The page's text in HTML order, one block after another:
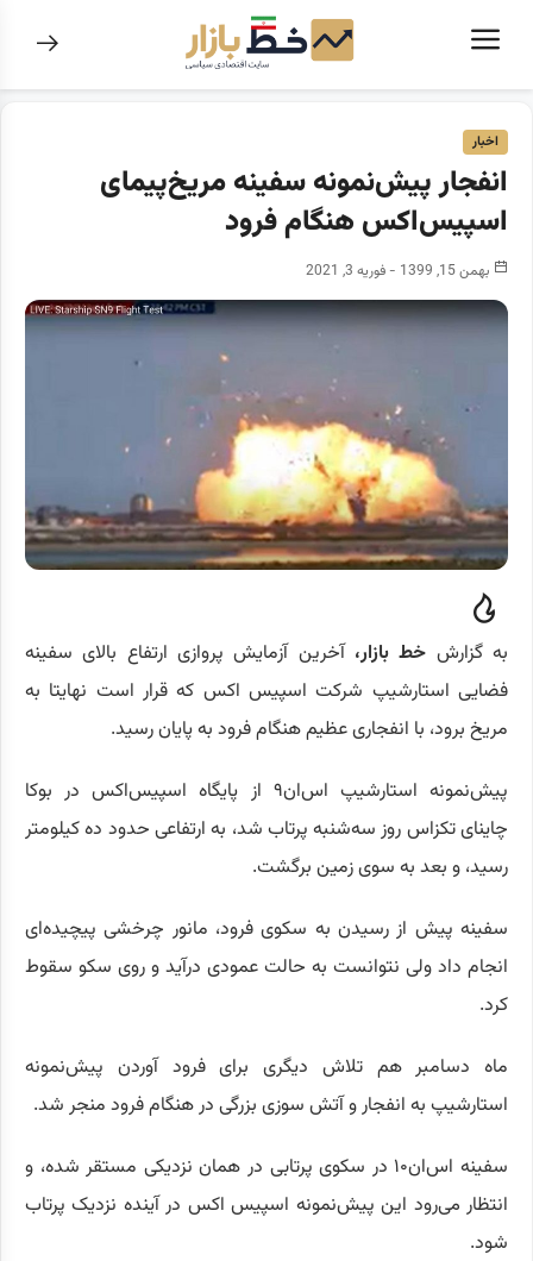
اخبار
انفجار پیش‌نمونه سفینه مریخ‌پیمای
اسپیس‌اکس هنگام فرود
بهمن 15, 1399 - فوریه 3, 2021
به گزارش خط بازار، آخرین آزمایش پروازی ارتفاع بالای سفینه
فضایی استارشیپ شرکت اسپیس اکس که قرار است نهایتا به
مریخ برود، با انفجاری عظیم هنگام فرود به پایان رسید.
پیش‌نمونه استارشیپ اس‌ان۹ از پایگاه اسپیس‌اکس در بوکا
چاینای تکزاس روز سه‌شنبه پرتاب شد، به ارتفاعی حدود ده کیلومتر
رسید، و بعد به سوی زمین برگشت.
سفینه پیش از رسیدن به سکوی فرود، مانور چرخشی پیچیده‌ای
انجام داد ولی نتوانست به حالت عمودی درآید و روی سکو سقوط
کرد.
ماه دسامبر هم تلاش دیگری برای فرود آوردن پیش‌نمونه
استارشیپ به انفجار و آتش سوزی بزرگی در هنگام فرود منجر شد.
سفینه اس‌ان۱۰ در سکوی پرتابی در همان نزدیکی مستقر شده، و
انتظار می‌رود این پیش‌نمونه اسپیس اکس در آینده نزدیک پرتاب
شود.